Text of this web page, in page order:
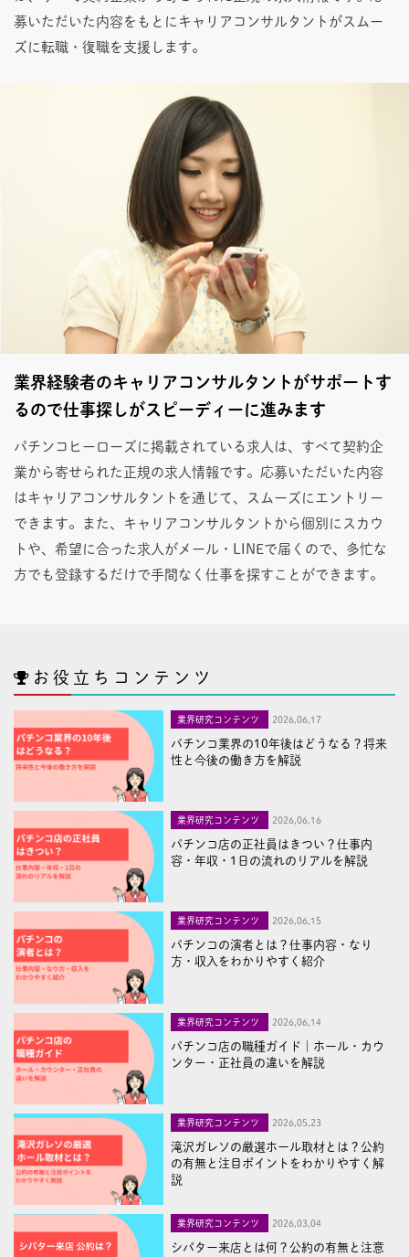
募いただいた内容をもとにキャリアコンサルタントがスムー
ズに転職・復職を支援します。
業界経験者のキャリアコンサルタントがサポートす
るので仕事探しがスピーディーに進みます
パチンコヒーローズに掲載されている求人は、すべて契約企
業から寄せられた正規の求人情報です。応募いただいた内容
はキャリアコンサルタントを通じて、スムーズにエントリー
できます。また、キャリアコンサルタントから個別にスカウ
トや、希望に合った求人がメール・LINEで届くので、多忙な
方でも登録するだけで手間なく仕事を探すことができます。
お役立ちコンテンツ
業界研究コンテンツ 2026,06,17
パチンコ業界の10年後はどうなる？将来
性と今後の働き方を解説
業界研究コンテンツ 2026,06,16
パチンコ店の正社員はきつい？仕事内
容・年収・1日の流れのリアルを解説
業界研究コンテンツ 2026,06,15
パチンコの演者とは？仕事内容・なり
方・収入をわかりやすく紹介
業界研究コンテンツ 2026,06,14
パチンコ店の職種ガイド｜ホール・カウ
ンター・正社員の違いを解説
業界研究コンテンツ 2026,05,23
滝沢ガレソの厳選ホール取材とは？公約
の有無と注目ポイントをわかりやすく解
説
業界研究コンテンツ 2026,03,04
シバター来店とは何？公約の有無と注意